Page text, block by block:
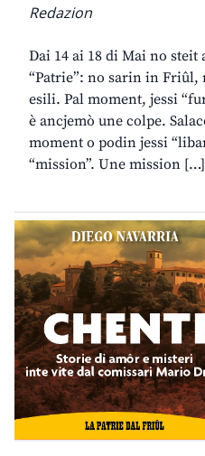
Redazion
Dai 14 ai 18 di Mai no
“Patrie”: no sarin in
esili. Pal moment, jessi
è ancjemò une colpe.
moment o podin jessi
“mission”. Une mission […]